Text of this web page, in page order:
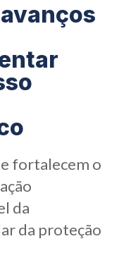
fortalecem o
da
da proteção